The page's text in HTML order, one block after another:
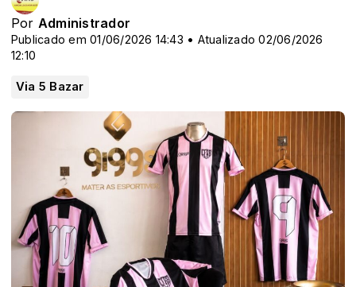
Por Administrador
Publicado em 01/06/2026 14:43 • Atualizado 02/06/2026
12:10
Via 5 Bazar